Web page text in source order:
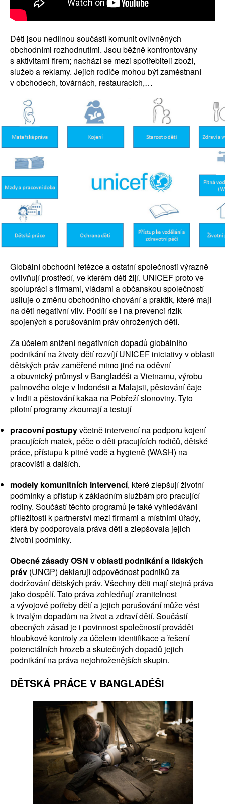
Děti jsou nedílnou součástí komunit ovlivněných
obchodními rozhodnutími. Jsou běžně konfrontovány
s aktivitami firem; nachází se mezi spotřebiteli zboží,
služeb a reklamy. Jejich rodiče mohou být zaměstnaní
v obchodech, továrnách, restauracích,…
Globální obchodní řetězce a ostatní společnosti výrazně
ovlivňují prostředí, ve kterém děti žijí. UNICEF proto ve
spolupráci s firmami, vládami a občanskou společností
usiluje o změnu obchodního chování a praktik, které mají
na děti negativní vliv. Podílí se i na prevenci rizik
spojených s porušováním práv ohrožených dětí.
Za účelem snížení negativních dopadů globálního
podnikání na životy dětí rozvíjí UNICEF iniciativy v oblasti
dětských práv zaměřené mimo jiné na oděvní
a obuvnický průmysl v Bangladéši a Vietnamu, výrobu
palmového oleje v Indonésii a Malajsii, pěstování čaje
v Indii a pěstování kakaa na Pobřeží slonoviny. Tyto
pilotní programy zkoumají a testují
pracovní postupyvčetně intervencí na podporu kojení
pracujících matek, péče o děti pracujících rodičů, dětské
práce, přístupu k pitné vodě a hygieně (WASH) na
pracovišti a dalších.
modely komunitních intervencí, které zlepšují životní
podmínky a přístup k základním službám pro pracující
rodiny. Součástí těchto programů je také vyhledávání
příležitostí k partnerství mezi firmami a místními úřady,
která by podporovala práva dětí a zlepšovala jejich
životní podmínky.
Obecné zásady OSN v oblasti podnikání a lidských
práv (UNGP) deklarují odpovědnost podniků za
dodržování dětských práv. Všechny děti mají stejná práva
jako dospělí. Tato práva zohledňují zranitelnost
a vývojové potřeby dětí a jejich porušování může vést
k trvalým dopadům na život a zdraví dětí. Součástí
obecných zásad je i povinnost společností provádět
hloubkové kontroly za účelem identifikace a řešení
potenciálních hrozeb a skutečných dopadů jejich
podnikání na práva nejohroženějších skupin.
DĚTSKÁ PRÁCE V BANGLADÉŠI